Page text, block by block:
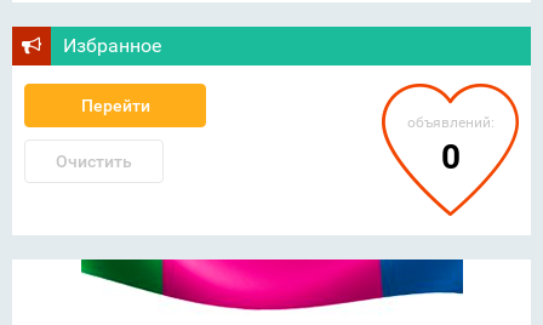
Избранное
Перейти
Очистить
объявлений:
0